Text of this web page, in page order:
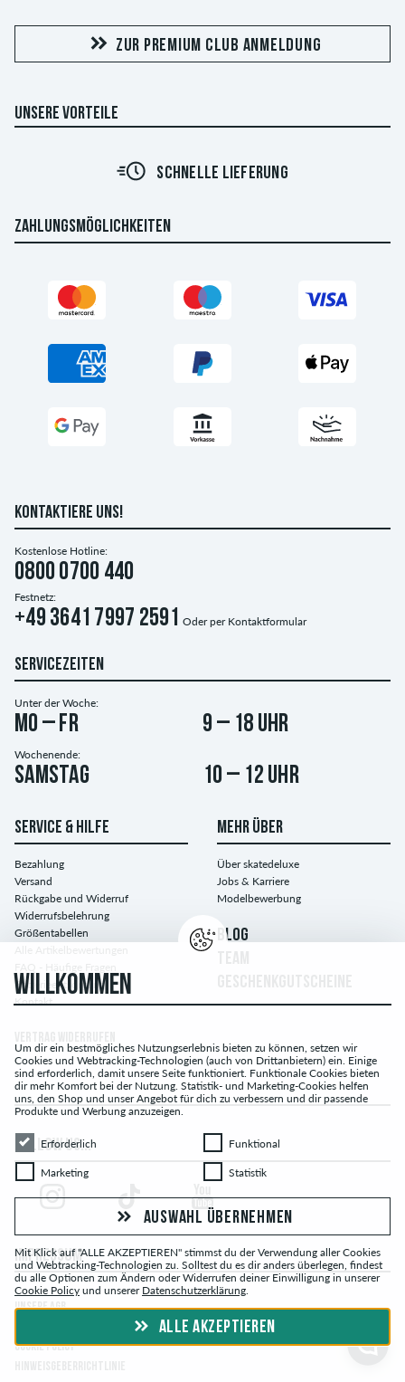
ZUR PREMIUM CLUB ANMELDUNG
UNSERE VORTEILE
SCHNELLE LIEFERUNG
ZAHLUNGSMÖGLICHKEITEN
KONTAKTIERE UNS!
Kostenlose Hotline:
0800 0700 440
Festnetz:
+49 3641 7997 2591 Oder per Kontaktformular
SERVICEZEITEN
Unter der Woche:
Mo – Fr 9 – 18 Uhr
Wochenende:
Samstag 10 – 12 Uhr
SERVICE & HILFE
Bezahlung
Versand
Rückgabe und Widerruf
Widerrufsbelehrung
Größentabellen
Batterieentsorgung
Kontakt
MEHR ÜBER
Über skatedeluxe
Jobs & Karriere
Modelbewerbung
BLOG
FOLLOW US...
IMPRESSUM
UNSERE AGB
COOKIE POLICY
WILLKOMMEN
Um dir ein bestmögliches Nutzungserlebnis bieten zu können, setzen wir
Cookies und Webtracking-Technologien (auch von Drittanbietern) ein. Einige
sind erforderlich, damit unsere Seite funktioniert. Funktionale Cookies bieten
dir mehr Komfort bei der Nutzung. Statistik- und Marketing-Cookies helfen
uns, den Shop und unser Angebot für dich zu verbessern und dir passende
Produkte und Werbung anzuzeigen.
Erforderlich
Erforderlich FunktionalFunktional
MarketingMarketing StatistikStatistik
AUSWAHL ÜBERNEHMEN
Mit Klick auf "ALLE AKZEPTIEREN" stimmst du der Verwendung aller Cookies
und Webtracking-Technologien zu. Solltest du es dir anders überlegen, findest
du alle Optionen zum Ändern oder Widerrufen deiner Einwilligung in unserer
Cookie Policy und unserer Datenschutzerklärung.
ALLE AKZEPTIEREN